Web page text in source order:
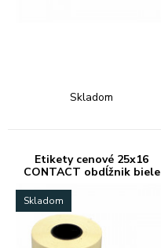
Skladom
Etikety cenové 25x16
CONTACT obdĺžnik biele
Skladom